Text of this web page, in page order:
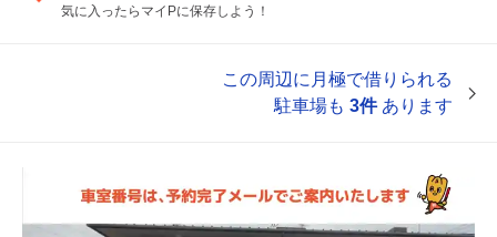
気に入ったらマイPに保存しよう！
この周辺に月極で借りられる
駐車場も 3件あります